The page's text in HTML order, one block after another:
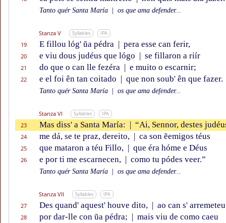
Tanto quér Santa María os que ama defender...
Stanza V Syllables IPA
19 E fillou lóg' ũa pédra | pera esse can ferir,
20 e viu dous judéus que lógo | se fillaron a riír
21 do que o can lle fezéra | e muito o escarnir;
22 e el foi ên tan coitado | que non soub' ên que fazer.
Tanto quér Santa María os que ama defender...
Stanza VI Syllables IPA
23 Mas diss' a Santa María: | “Ai, Sennor, destes
24 me dá, se te praz, dereito, | ca son ẽemigos téus
25 que mataron a téu Fillo, | que éra hóme e Déus
26 e por ti me escarnecen, | como tu pódes veer.”
Tanto quér Santa María os que ama defender...
Stanza VII Syllables IPA
27 Des quand' aquest' houve dito, | ao can s' arremeteu
28 por dar-lle con ũa pédra; | mais viu de como caeu